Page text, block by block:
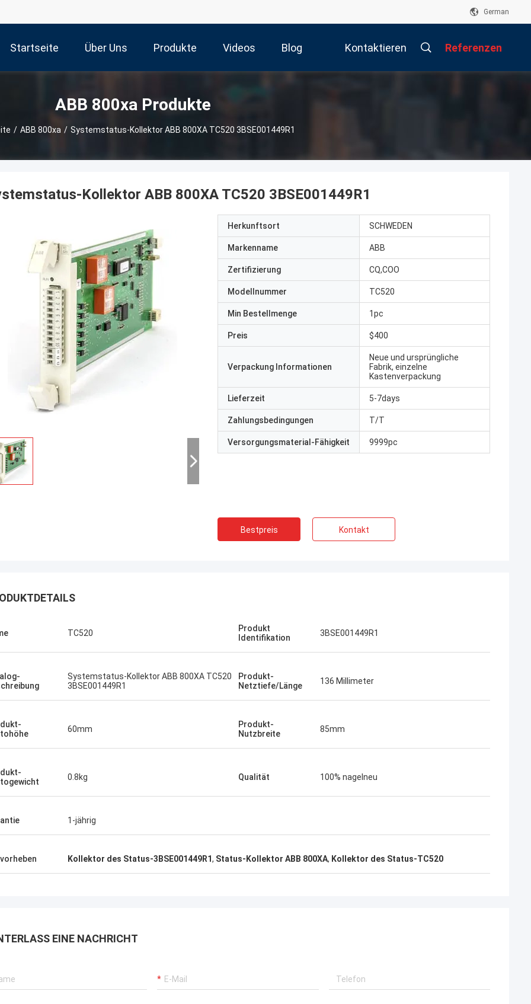
German
Startseite Über Uns Produkte Videos Blog Kontaktieren Referenzen
ABB 800xa Produkte
/ ABB 800xa / Systemstatus-Kollektor ABB 800XA TC520 3BSE001449R1
Dank für Ihre kontinuierliche Hilfe
Kollektor ABB 800XA TC520 3BSE001449R1
Herkunftsort SCHWEDEN
Markenname ABB
Zertifizierung CQ,COO
Modellnummer TC520
Min Bestellmenge 1pc
Preis $400
Verpackung Informationen
Neue und ursprüngliche
Fabrik, einzelne
Kastenverpackung
Lieferzeit 5-7days
Zahlungsbedingungen T/T
Versorgungsmaterial-Fähigkeit 9999pc
Bestpreis Kontakt
TC520
Produkt
Identifikation
3BSE001449R1
Systemstatus-Kollektor ABB 800XA TC520
3BSE001449R1
Produkt-
Netztiefe/Länge
136 Millimeter
60mm
Produkt-
Nutzbreite
85mm
0.8kg Qualität 100% nagelneu
1-jährig
Kollektor des Status-3BSE001449R1, Status-Kollektor ABB 800XA, Kollektor des Status-TC520
EINE NACHRICHT